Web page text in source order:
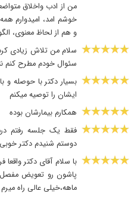
من از ادب واخلاق
خوشم امد، امیدوارم
و هم از لحاظ معنوی،
سلام من تلاش زیادی
سئوال خودم مطرح کنم
بسیار دکتر با حوصله و
ایشان را توصیه میکنم
همکارم بیمارشان بوده
فقط یک جلسه رفتم
دوستم شنیدم دکتر
با سلام آقای دکتر
پاشون رو تعویض
ماهه،خیلی عالی راه میرم